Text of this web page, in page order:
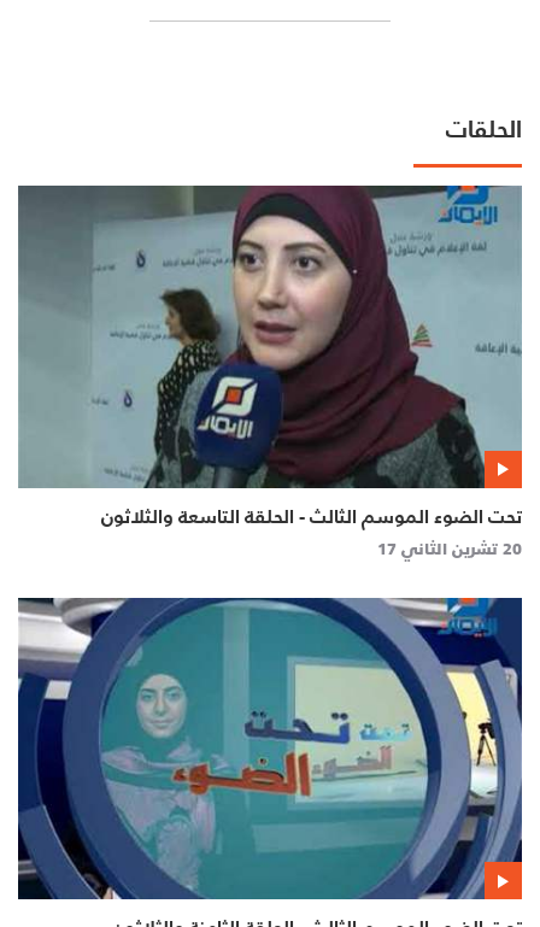
الحلقات
تحت الضوء الموسم الثالث - الحلقة التاسعة والثلاثون
20 تشرين الثاني 17